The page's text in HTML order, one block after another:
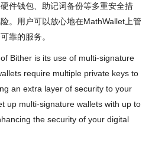
件钱包、助记词备份等多重安全措
。用户可以放心地在MathWallet上管
靠的服务。
Bither is its use of multi-signature
require multiple private keys to
an extra layer of security to your
up multi-signature wallets with up to
the security of your digital